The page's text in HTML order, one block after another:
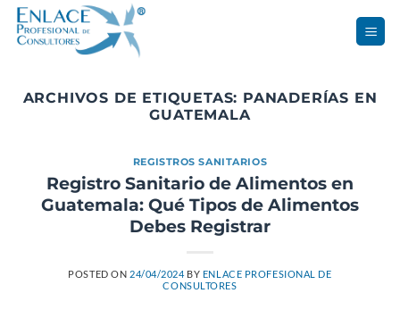
Saltar
ARCHIVOS DE ETIQUETAS: PANADERÍAS EN
GUATEMALA
REGISTROS SANITARIOS
Registro Sanitario de Alimentos en
Guatemala: Qué Tipos de Alimentos
Debes Registrar
POSTED ON 24/04/2024 BY ENLACE PROFESIONAL DE
CONSULTORES